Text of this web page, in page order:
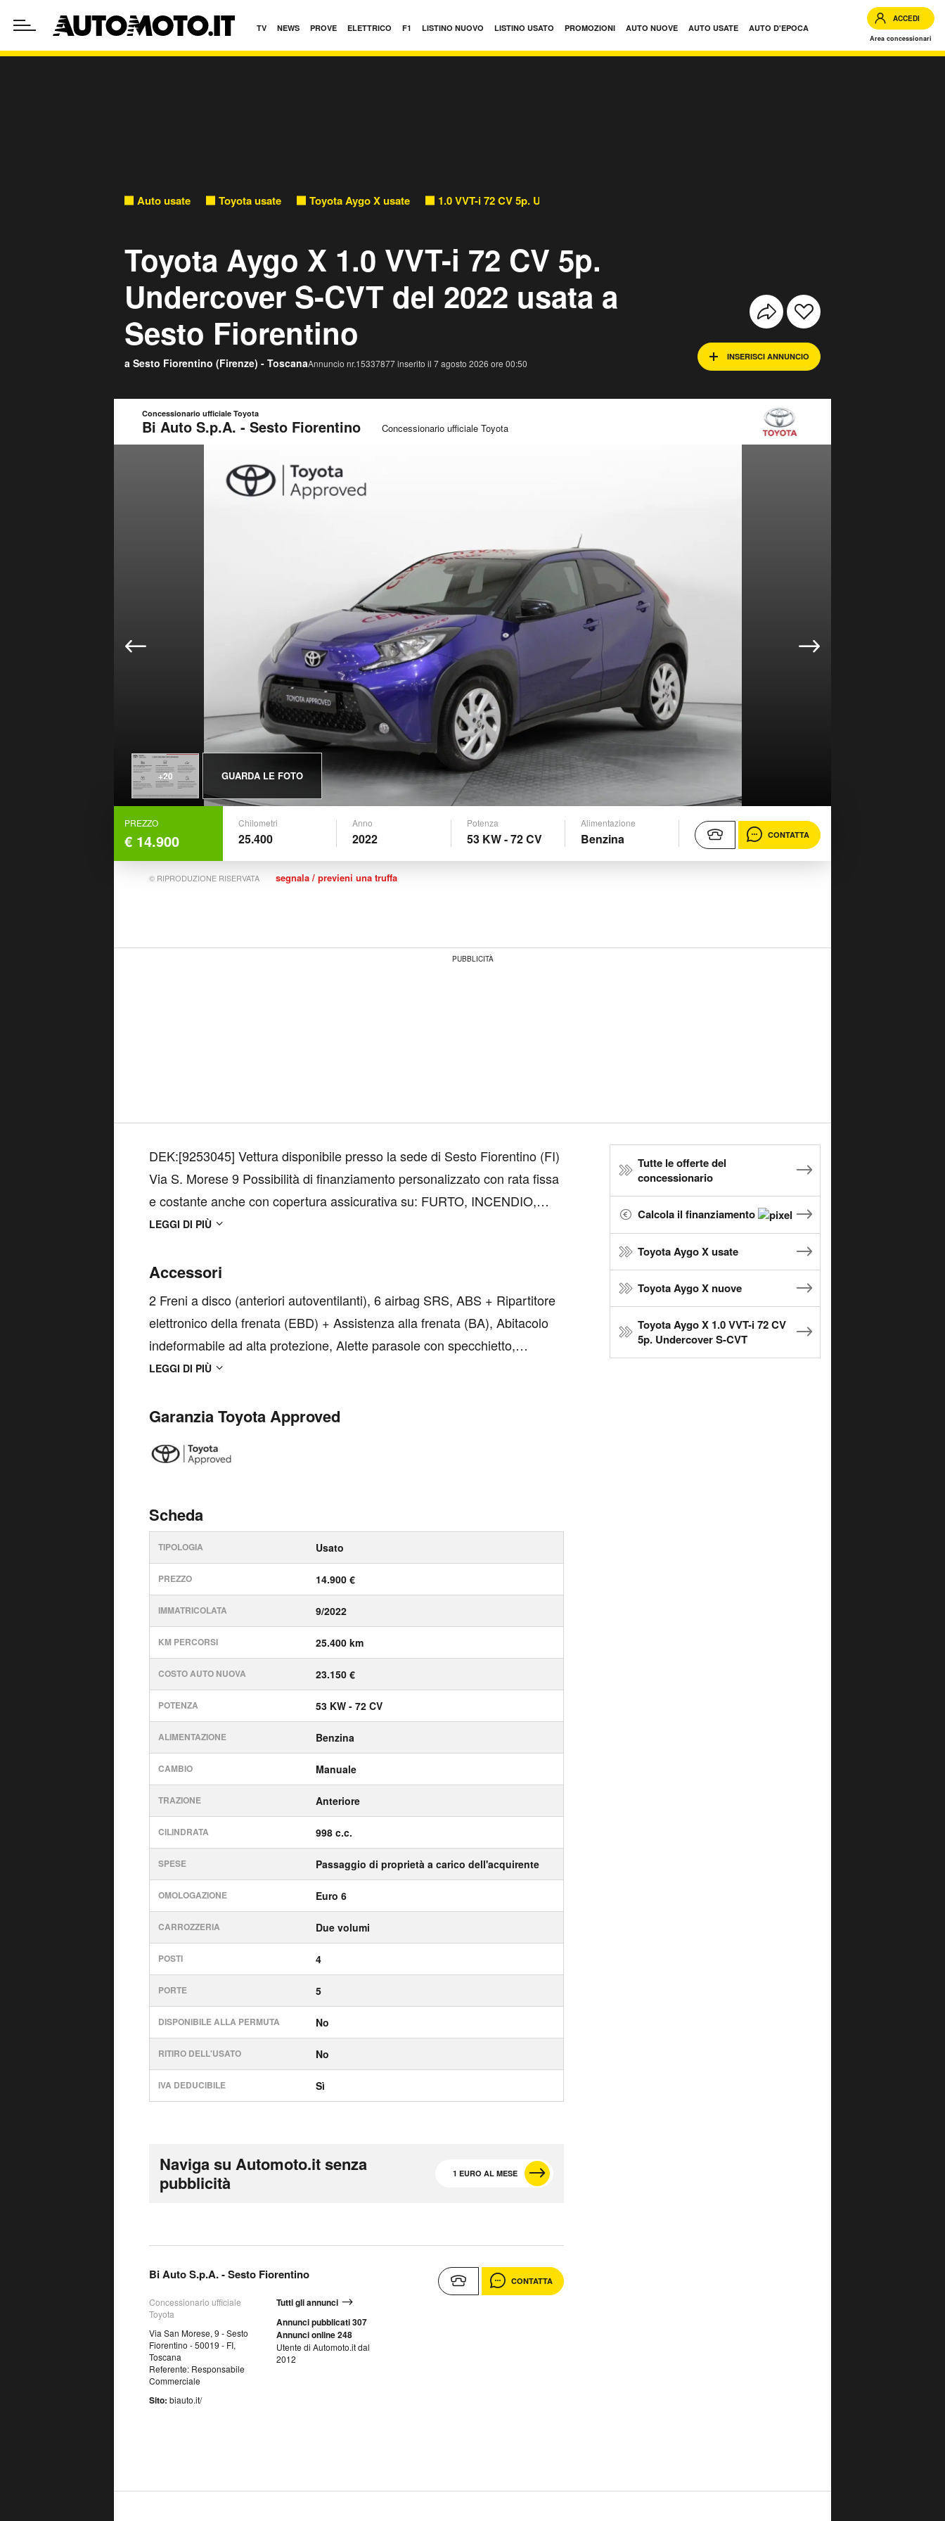
TV NEWS PROVE ELETTRICO F1 LISTINO NUOVO LISTINO USATO PROMOZIONI AUTO NUOVE AUTO USATE AUTO D'EPOCA
ACCEDI
Area concessionari
Auto usate Toyota usate Toyota Aygo X usate 1.0 VVT-i 72 CV 5p. Undercover S-CVT usate
Toyota Aygo X 1.0 VVT-i 72 CV 5p.
Undercover S-CVT del 2022 usata a
Sesto Fiorentino
a Sesto Fiorentino (Firenze) - ToscanaAnnuncio nr.15337877 inserito il 7 agosto 2026 ore 00:50
INSERISCI ANNUNCIO
Concessionario ufficiale Toyota
Bi Auto S.p.A. - Sesto Fiorentino Concessionario ufficiale Toyota
+20 GUARDA LE FOTO
PREZZO
€ 14.900
Chilometri
25.400
Anno
2022
Potenza
53 KW - 72 CV
Alimentazione
Benzina CONTATTA
© RIPRODUZIONE RISERVATA segnala / previeni una truffa
PUBBLICITÀ
DEK:[9253045] Vettura disponibile presso la sede di Sesto Fiorentino (FI)
Via S. Morese 9 Possibilità di finanziamento personalizzato con rata fissa
e costante anche con copertura assicurativa su: FURTO, INCENDIO,
RAPINA, EVENTI NATURALI(GRANDINE), ATTI VANDALICI,
LEGGI DI PIÙ
Accessori
2 Freni a disco (anteriori autoventilanti), 6 airbag SRS, ABS + Ripartitore
elettronico della frenata (EBD) + Assistenza alla frenata (BA), Abitacolo
indeformabile ad alta protezione, Alette parasole con specchietto,
Alzacristalli elettrici anteriori, Assistenza alla partenza in salita (HAC),
LEGGI DI PIÙ
Garanzia Toyota Approved
Scheda
TIPOLOGIA Usato
PREZZO 14.900 €
IMMATRICOLATA 9/2022
KM PERCORSI 25.400 km
COSTO AUTO NUOVA 23.150 €
POTENZA 53 KW - 72 CV
ALIMENTAZIONE Benzina
CAMBIO Manuale
TRAZIONE Anteriore
CILINDRATA 998 c.c.
SPESE Passaggio di proprietà a carico dell'acquirente
OMOLOGAZIONE Euro 6
CARROZZERIA Due volumi
POSTI 4
PORTE 5
DISPONIBILE ALLA PERMUTA No
RITIRO DELL'USATO No
IVA DEDUCIBILE Sì
Naviga su Automoto.it senza
pubblicità
1 EURO AL MESE
Bi Auto S.p.A. - Sesto Fiorentino
Concessionario ufficiale
Toyota
Via San Morese, 9 - Sesto
Fiorentino - 50019 - FI,
Toscana
Referente: Responsabile
Commerciale
Sito: biauto.it/
Tutti gli annunci
Annunci pubblicati 307
Annunci online 248
Utente di Automoto.it dal
2012
CONTATTA
Tutte le offerte del
concessionario
Calcola il finanziamento
Toyota Aygo X usate
Toyota Aygo X nuove
Toyota Aygo X 1.0 VVT-i 72 CV
5p. Undercover S-CVT